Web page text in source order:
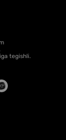
tegishli.